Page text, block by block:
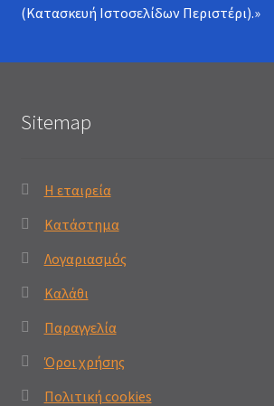
(Κατασκευή Ιστοσελίδων Περιστέρι).»
Sitemap
Η εταιρεία
Κατάστημα
Λογαριασμός
Καλάθι
Παραγγελία
Όροι χρήσης
Πολιτική cookies